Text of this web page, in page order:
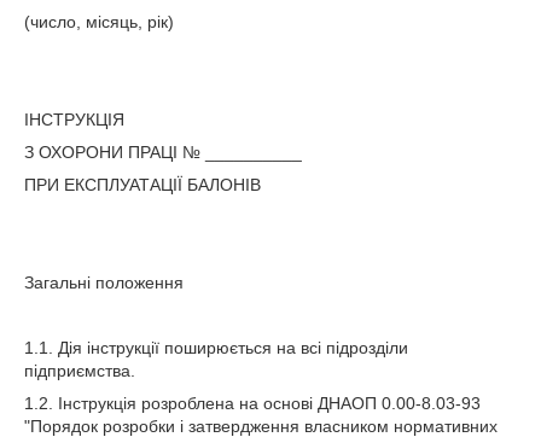
(число, місяць, рік)
ІНСТРУКЦІЯ
З ОХОРОНИ ПРАЦІ № __________
ПРИ ЕКСПЛУАТАЦІЇ БАЛОНІВ
Загальні положення
1.1. Дія інструкції поширюється на всі підрозділи
підприємства.
1.2. Інструкція розроблена на основі ДНАОП 0.00-8.03-93
"Порядок розробки і затвердження власником нормативних